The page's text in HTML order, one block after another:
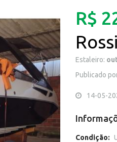
R$
Estaleiro:
Publicado
14-05-
Condição: